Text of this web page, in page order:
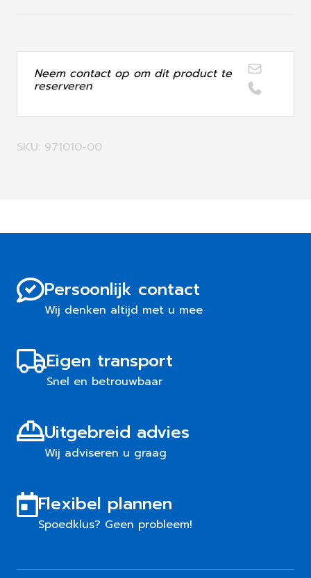
Neem contact op om dit product te
reserveren
SKU: 971010-00
Persoonlijk contact
Wij denken altijd met u mee
Eigen transport
Snel en betrouwbaar
Uitgebreid advies
Wij adviseren u graag
Flexibel plannen
Spoedklus? Geen probleem!